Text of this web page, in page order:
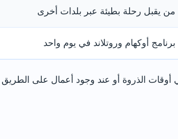
من يقبل رحلة بطيئة عبر بلدات أخرى
برنامج أوكهام وروتلاند في يوم واحد